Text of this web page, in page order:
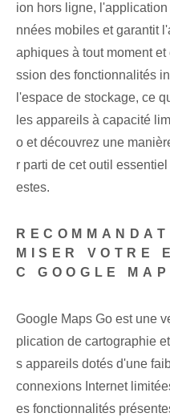
ion hors ligne,
nnées mobiles et garantit
aphiques à tout moment
ssion des fonctionnalités
l'espace de stockage, ce
les appareils à capacité
o et découvrez une
r parti de cet outil
estes.
MISER VOTRE
C GOOGLE
Google Maps Go est une
plication de cartographie
s appareils dotés d'une
connexions Internet
es fonctionnalités